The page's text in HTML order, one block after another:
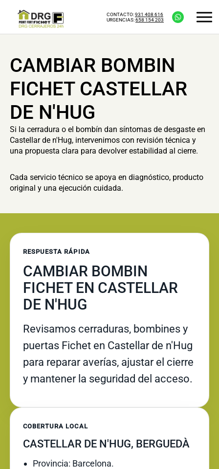
CONTACTO:931 408 616
URGENCIAS:658 154 203
CAMBIAR BOMBIN
FICHET CASTELLAR
DE N'HUG
Si la cerradura o el bombín dan síntomas de desgaste en
Castellar de n'Hug, intervenimos con revisión técnica y
una propuesta clara para devolver estabilidad al cierre.
Cada servicio técnico se apoya en diagnóstico, producto
original y una ejecución cuidada.
RESPUESTA RÁPIDA
CAMBIAR BOMBIN
FICHET EN CASTELLAR
DE N'HUG
Revisamos cerraduras, bombines y
puertas Fichet en Castellar de n'Hug
para reparar averías, ajustar el cierre
y mantener la seguridad del acceso.
COBERTURA LOCAL
CASTELLAR DE N'HUG, BERGUEDÀ
Provincia: Barcelona.